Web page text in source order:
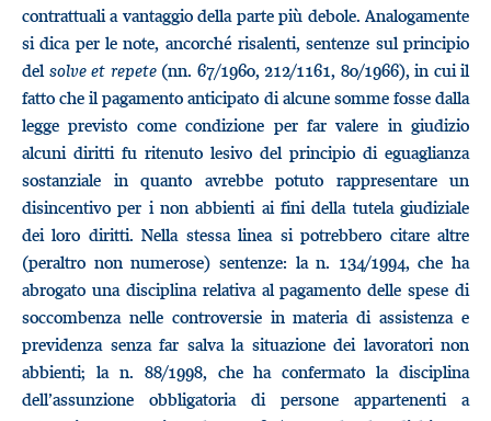
contrattuali a vantaggio della parte più debole. Analogamente
si dica per le note, ancorché risalenti, sentenze sul principio
del solve et repete(nn. 67/1960, 212/1161, 80/1966), in cui il
fatto che il pagamento anticipato di alcune somme fosse dalla
legge previsto come condizione per far valere in giudizio
alcuni diritti fu ritenuto lesivo del principio di eguaglianza
sostanziale in quanto avrebbe potuto rappresentare un
disincentivo per i non abbienti ai fini della tutela giudiziale
dei loro diritti. Nella stessa linea si potrebbero citare altre
(peraltro non numerose) sentenze: la n. 134/1994, che ha
abrogato una disciplina relativa al pagamento delle spese di
soccombenza nelle controversie in materia di assistenza e
previdenza senza far salva la situazione dei lavoratori non
abbienti; la n. 88/1998, che ha confermato la disciplina
dell’assunzione obbligatoria di persone appartenenti a